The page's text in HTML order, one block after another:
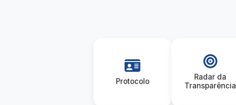
Protocolo
Radar da
Transparência